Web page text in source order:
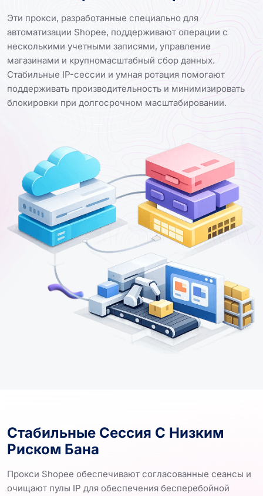
Эти прокси, разработанные специально для
автоматизации Shopee, поддерживают операции с
несколькими учетными записями, управление
магазинами и крупномасштабный сбор данных.
Стабильные IP-сессии и умная ротация помогают
поддерживать производительность и минимизировать
блокировки при долгосрочном масштабировании.
Стабильные Сессия С Низким
Риском Бана
Прокси Shopee обеспечивают согласованные сеансы и
очищают пулы IP для обеспечения бесперебойной